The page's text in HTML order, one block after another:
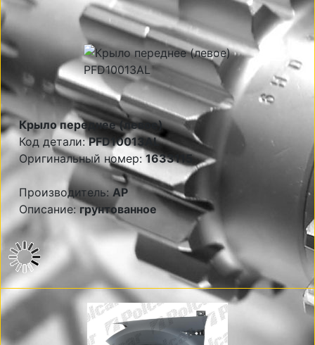
Крыло переднее (левое)
Код детали:PFD10013AL
Оригинальный номер:1633115
Производитель:AP
Описание: грунтованное